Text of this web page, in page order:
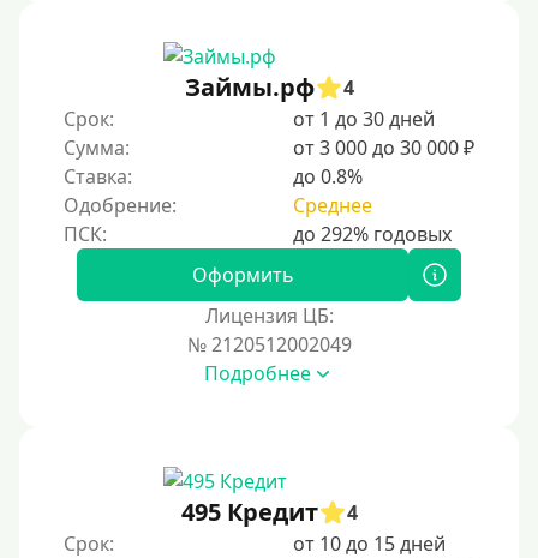
Онлайн круглосуточно
На карту круглосуточно
24/7
Деньги в долг
В долг на карту
Срок
10 дней
Займы.рф
4
Срок:
от 1 до 30 дней
Сумма:
от 3 000 до 30 000 ₽
Ставка:
до 0.8%
Одобрение:
Среднее
Оформить
Лицензия ЦБ:
№ 2120512002049
Подробнее
495 Кредит
4
Срок:
от 10 до 15 дней